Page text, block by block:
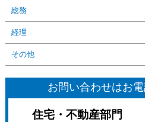
総務
経理
その他
お問い合わせはお電
住宅・不動産部門